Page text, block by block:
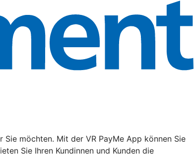
möchten. Mit der VR PayMe App können Sie
Sie Ihren Kundinnen und Kunden die